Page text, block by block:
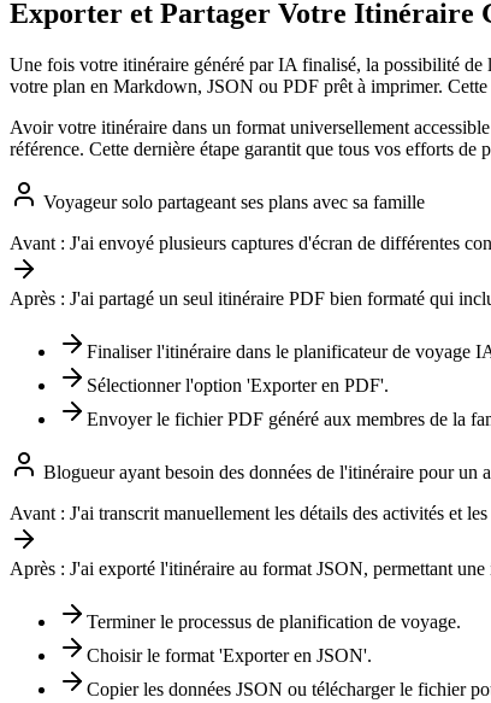
Exporter et Partager Votre Itinéraire
Une fois votre itinéraire généré par IA finalisé, la possibilité de
votre plan en Markdown, JSON ou PDF prêt à imprimer.
Avoir votre itinéraire dans un format universellement
référence. Cette dernière étape garantit que tous vos efforts
Voyageur solo partageant ses plans avec sa famille
Avant : J'ai envoyé plusieurs captures d'écran de différentes
Après : J'ai partagé un seul itinéraire PDF bien formaté qui
Finaliser l'itinéraire dans le planificateur de voyage
Sélectionner l'option 'Exporter en PDF'.
Envoyer le fichier PDF généré aux membres de la
Blogueur ayant besoin des données de l'itinéraire pour un
Avant : J'ai transcrit manuellement les détails des activités et
Après : J'ai exporté l'itinéraire au format JSON, permettant
Terminer le processus de planification de voyage.
Choisir le format 'Exporter en JSON'.
Copier les données JSON ou télécharger le fichier